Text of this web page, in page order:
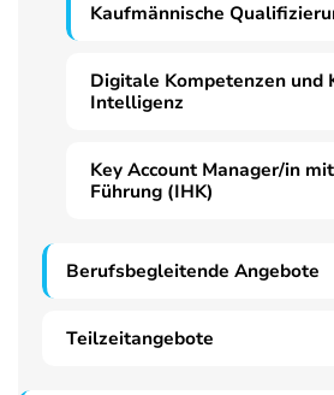
Kaufmännische
Digitale Kompetenzen und
Intelligenz
Key Account Manager/in
Führung (IHK)
Berufsbegleitende Angebote
Teilzeitangebote